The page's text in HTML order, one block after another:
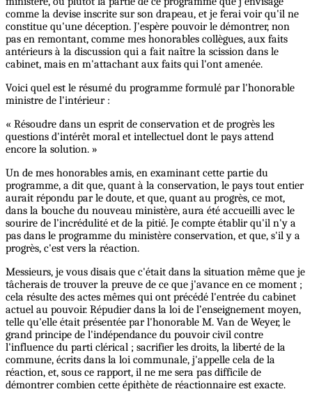
comme la devise inscrite sur son drapeau, et je ferai voir qu'il ne
constitue qu'une déception. J'espère pouvoir le démontrer, non
pas en remontant, comme mes honorables collègues, aux faits
antérieurs à la discussion qui a fait naître la scission dans le
cabinet, mais en m'attachant aux faits qui l'ont amenée.
Voici quel est le résumé du programme formulé par l'honorable
ministre de l'intérieur :
« Résoudre dans un esprit de conservation et de progrès les
questions d'intérêt moral et intellectuel dont le pays attend
encore la solution. »
Un de mes honorables amis, en examinant cette partie du
programme, a dit que, quant à la conservation, le pays tout entier
aurait répondu par le doute, et que, quant au progrès, ce mot,
dans la bouche du nouveau ministère, aura été accueilli avec le
sourire de l’incrédulité et de la pitié. Je compte établir qu'il n'y a
pas dans le programme du ministère conservation, et que, s'il y a
progrès, c'est vers la réaction.
Messieurs, je vous disais que c'était dans la situation même que je
tâcherais de trouver la preuve de ce que j'avance en ce moment ;
cela résulte des actes mêmes qui ont précédé l'entrée du cabinet
actuel au pouvoir. Répudier dans la loi de l’enseignement moyen,
telle qu'elle était présentée par l'honorable M. Van de Weyer, le
grand principe de l'indépendance du pouvoir civil contre
l'influence du parti clérical ; sacrifier les droits, la liberté de la
commune, écrits dans la loi communale, j'appelle cela de la
réaction, et, sous ce rapport, il ne me sera pas difficile de
démontrer combien cette épithète de réactionnaire est exacte.